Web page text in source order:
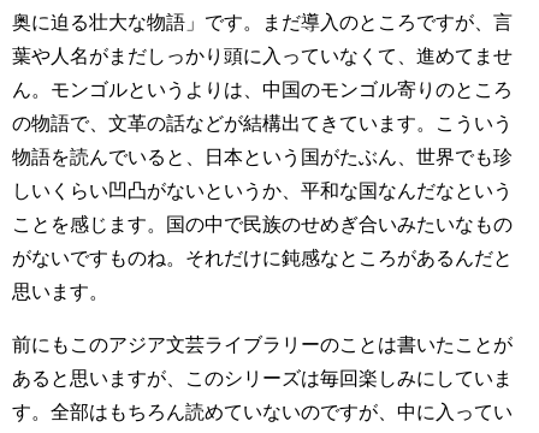
奥に迫る壮大な物語」です。まだ導入のところですが、言
葉や人名がまだしっかり頭に入っていなくて、進めてませ
ん。モンゴルというよりは、中国のモンゴル寄りのところ
の物語で、文革の話などが結構出てきています。こういう
物語を読んでいると、日本という国がたぶん、世界でも珍
しいくらい凹凸がないというか、平和な国なんだなという
ことを感じます。国の中で民族のせめぎ合いみたいなもの
がないですものね。それだけに鈍感なところがあるんだと
思います。
前にもこのアジア文芸ライブラリーのことは書いたことが
あると思いますが、このシリーズは毎回楽しみにしていま
す。全部はもちろん読めていないのですが、中に入ってい